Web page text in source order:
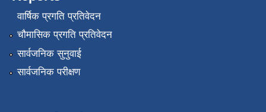
वार्षिक प्रगति प्रतिवेदन
चौमासिक प्रगति प्रतिवेदन
सार्वजनिक सुनुवाई
सार्वजनिक परीक्षण